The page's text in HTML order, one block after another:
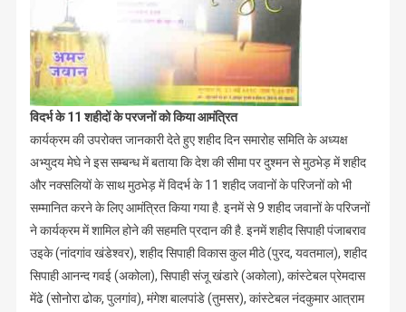
विदर्भ के 11 शहीदों के परजनों को किया आमंत्रित
कार्यक्रम की उपरोक्त जानकारी देते हुए शहीद दिन समारोह समिति के अध्यक्ष
अभ्युदय मेघे ने इस सम्बन्ध में बताया कि देश की सीमा पर दुश्मन से मुठभेड़ में शहीद
और नक्सलियों के साथ मुठभेड़ में विदर्भ के 11 शहीद जवानों के परिजनों को भी
सम्मानित करने के लिए आमंत्रित किया गया है. इनमें से 9 शहीद जवानों के परिजनों
ने कार्यक्रम में शामिल होने की सहमति प्रदान की है. इनमें शहीद सिपाही पंजाबराव
उइके (नांदगांव खंडेश्वर), शहीद सिपाही विकास कुल मीठे (पुरद, यवतमाल), शहीद
सिपाही आनन्द गवई (अकोला), सिपाही संजू खंडारे (अकोला), कांस्टेबल प्रेमदास
मेंढे (सोनोरा ढोक, पुलगांव), मंगेश बालपांडे (तुमसर), कांस्टेबल नंदकुमार आत्राम